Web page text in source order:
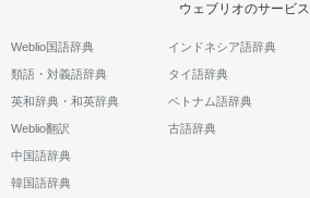
ウェブリオのサービス
Weblio国語辞典
類語・対義語辞典
英和辞典・和英辞典
Weblio翻訳
中国語辞典
韓国語辞典
インドネシア語辞典
タイ語辞典
ベトナム語辞典
古語辞典